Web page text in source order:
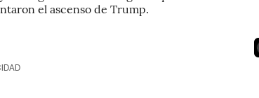
el ascenso de Trump.